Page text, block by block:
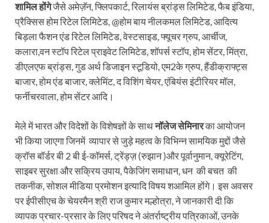
शामिल होंगेजैसे अमेज़ॅन, फ्लिपकार्ट, रिलायंस ब्रांड्स लिमिटेड, फैब इंडिया,
प्रैक्सिस होम रिटेल लिमिटेड, @होम बाय नीलकमल लिमिटेड, आदित्य
बिड़ला फैशन एंड रिटेल लिमिटेड, वेस्टसाइड, फ्यूचर ग्रुप, आर्चीज,
कलारा,वन स्टॉप रिटेल प्राइवेट लिमिटेड, शॉपर्स स्टॉप, होम सेंटर, मिंत्रा,
डीएलएफ ब्रांड्स, गुड अर्थ डिजाइन स्टूडियो, एम2के ग्रुप, हैंडीक्राफ्ट्स
बाजार, होम एंड बाजार, क्लेमिंट, द विशिंग चेयर, एंबियंस इंटीरियर मॉल,
फर्नीचरवाला, होम सेंटर आदि।
मेले में भारत और विदेशों के विशेषज्ञों के साथनॉलेज सेमिनारका आयोजन
भी किया जाएगा जिनमें व्यापार से जुड़े महत्व के विभिन्न सामयिक मुद्दों जैसे
क्रॉस बॉर्डर बी 2 बी ई-कॉमर्स, ट्रेंड्ज़ (रुझान )और पूर्वानुमान, क्यूरेटिंग,
साइबर सुरक्षा और सक्रिय उपाय, पैकेजिंग समाधान, धन की बचत की
तकनीक, सोशल मीडिया प्रमोशन इत्यादि विषय शआमिल होंगे। इस अवसर
पर ईपीसीएच के चेयरमैन श्री राज कुमार मल्होत्रा, ने जानकारी दी कि
व्यापक प्रचार-प्रसार के लिए परिषद ने अंतर्राष्ट्रीय पत्रिकाओं, उनके